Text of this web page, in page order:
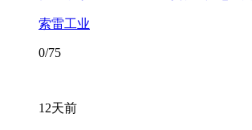
索雷工业
0/75
12天前